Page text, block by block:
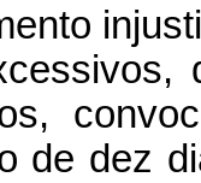
de dez